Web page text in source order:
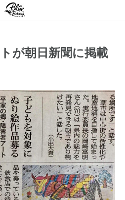
が朝日新聞に掲載